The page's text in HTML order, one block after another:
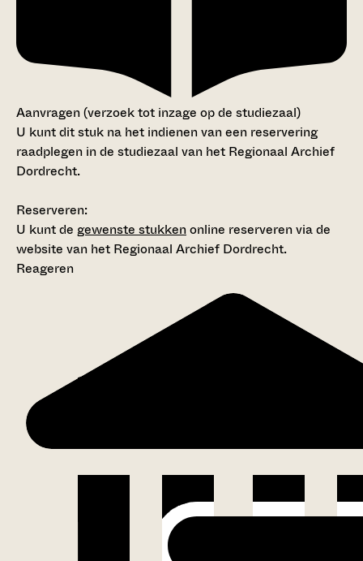
Aanvragen (verzoek tot inzage op de studiezaal)
U kunt dit stuk na het indienen van een reservering
raadplegen in de studiezaal van het Regionaal Archief
Dordrecht.
Reserveren:
U kunt de gewenste stukkenonline reserveren via de
website van het Regionaal Archief Dordrecht.
Reageren